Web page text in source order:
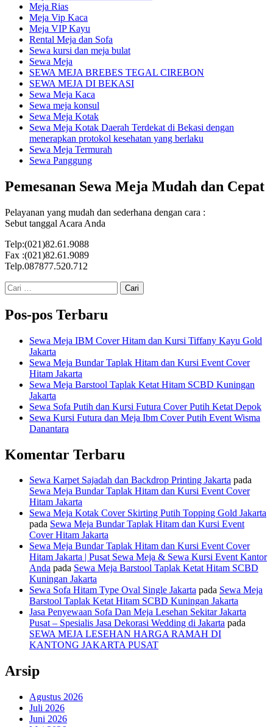
Meja Rias
Meja Vip Kaca
Meja VIP Kayu
Rental Meja dan Sofa
Sewa kursi dan meja bulat
Sewa Meja
SEWA MEJA BREBES TEGAL CIREBON
SEWA MEJA DI BEKASI
Sewa Meja Kaca
Sewa meja konsul
Sewa Meja Kotak
Sewa Meja Kotak Daerah Terdekat di Bekasi dengan
menerapkan protokol kesehatan yang berlaku
Sewa Meja Termurah
Sewa Panggung
Pemesanan Sewa Meja Mudah dan Cepat
Pelayanan yang mudah dan sederhana dengan cara :
Sebut tanggal Acara Anda
Telp:(021)82.61.9088
Fax :(021)82.61.9089
Telp.087877.520.712
Cari
untuk:
Pos-pos Terbaru
Sewa Meja IBM Cover Hitam dan Kursi Tiffany Kayu Gold
Jakarta
Sewa Meja Bundar Taplak Hitam dan Kursi Event Cover
Hitam Jakarta
Sewa Meja Barstool Taplak Ketat Hitam SCBD Kuningan
Jakarta
Sewa Sofa Putih dan Kursi Futura Cover Putih Ketat Depok
Sewa Kursi Futura dan Meja Ibm Cover Putih Event Wisma
Danantara
Komentar Terbaru
Sewa Karpet Sajadah dan Backdrop Printing Jakarta pada
Sewa Meja Bundar Taplak Hitam dan Kursi Event Cover
Hitam Jakarta
Sewa Meja Kotak Cover Skirting Putih Topping Gold Jakarta
pada Sewa Meja Bundar Taplak Hitam dan Kursi Event
Cover Hitam Jakarta
Sewa Meja Bundar Taplak Hitam dan Kursi Event Cover
Hitam Jakarta | Pusat Sewa Meja & Sewa Kursi Event Kantor
Anda pada Sewa Meja Barstool Taplak Ketat Hitam SCBD
Kuningan Jakarta
Sewa Sofa Hitam Type Oval Single Jakarta pada Sewa Meja
Barstool Taplak Ketat Hitam SCBD Kuningan Jakarta
Jasa Penyewaan Sofa Dan Meja Lesehan Sekitar Jakarta
Pusat – Spesialis Jasa Dekorasi Wedding di Jakarta pada
SEWA MEJA LESEHAN HARGA RAMAH DI
KANTONG JAKARTA PUSAT
Arsip
Agustus 2026
Juli 2026
Juni 2026